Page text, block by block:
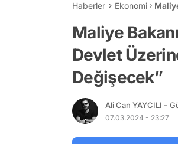
Haberler Ekonomi
Maliye
Devlet
Değişecek”
Ali Can YAYCILI -
07.03.2024 - 23:27